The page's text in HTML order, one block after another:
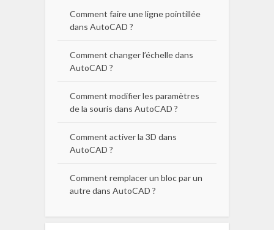
Comment faire une ligne pointillée
dans AutoCAD ?
Comment changer l’échelle dans
AutoCAD ?
Comment modifier les paramètres
de la souris dans AutoCAD ?
Comment activer la 3D dans
AutoCAD ?
Comment remplacer un bloc par un
autre dans AutoCAD ?